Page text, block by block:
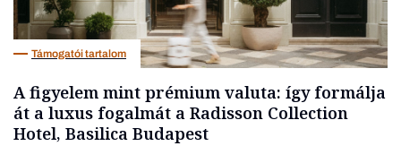
Támogatói tartalom
A figyelem mint prémium valuta: így formálja
át a luxus fogalmát a Radisson Collection
Hotel, Basilica Budapest